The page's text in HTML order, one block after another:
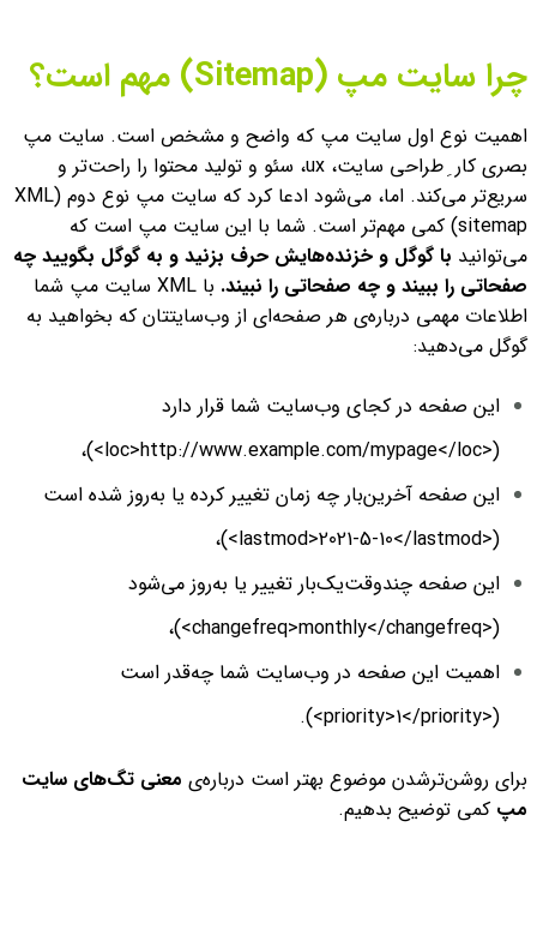
چرا سایت مپ (Sitemap) مهم است؟
اهمیت نوع اول سایت مپ که واضح و مشخص است. سایت مپ
بصری کار ِ طراحی سایت، ux، سئو و تولید محتوا را راحت‌تر و
سریع‌تر می‌کند.
اما، می‌شود ادعا کرد که سایت مپ نوع دوم (XML
sitemap) کمی مهم‌تر است. شما با این سایت مپ است که
می‌توانید با گوگل و خزنده‌هایش حرف بزنید و به گوگل بگویید چه
صفحاتی را ببیند و چه صفحاتی را نبیند.
با XML سایت مپ شما
اطلاعات مهمی درباره‌ی هر صفحه‌ای از وب‌سایتتان که بخواهید به
گوگل می‌دهید:
این صفحه در کجای وب‌سایت شما قرار دارد
(<loc>http://www.example.com/mypage</loc>)،
این صفحه آخرین‌بار چه زمان تغییر کرده یا به‌روز شده است
(<lastmod>2021-5-10</lastmod>)،
این صفحه چندوقت‌یک‌بار تغییر یا به‌روز می‌شود
(<changefreq>monthly</changefreq>)،
اهمیت این صفحه در وب‌سایت شما چه‌قدر است
(<priority>1</priority>).
برای روشن‌تر‌شدن موضوع بهتر است درباره‌ی معنی تگ‌‌های سایت
مپ کمی توضیح بدهیم.